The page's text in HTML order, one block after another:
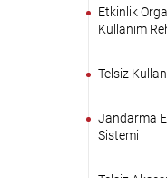
Etkinlik
Kullanım
Telsiz
Jandarma
Sistemi